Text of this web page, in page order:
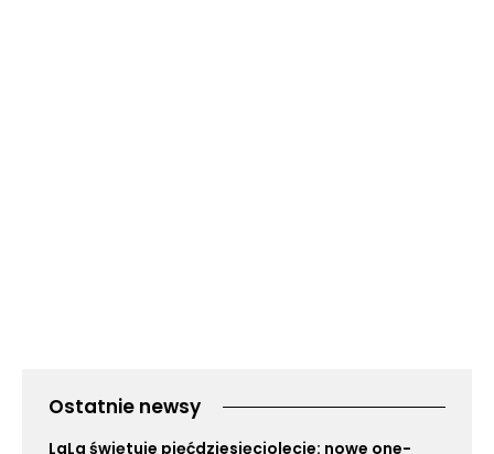
Ostatnie newsy
LaLa świętuje pięćdziesięciolecie: nowe one-